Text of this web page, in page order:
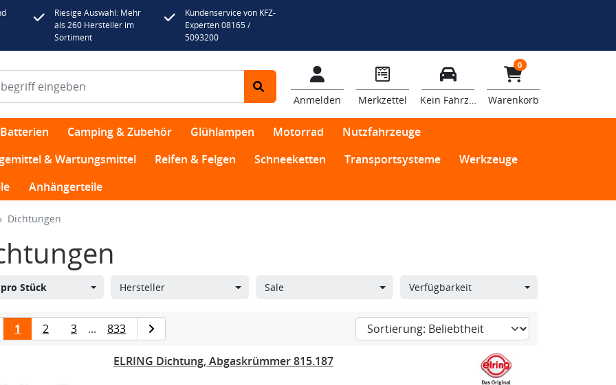
Riesige Auswahl: Mehr
als 260 Hersteller im
Sortiment
Kundenservice von KFZ-
Experten 08165 /
5093200
Anmelden Merkzettel Kein Fahrzeug
0
Warenkorb
Batterien Camping & Zubehör Glühlampen Motorrad
Nutzfahrzeuge
& Wartungsmittel
Reifen & Felgen Schneeketten Transportsysteme
Werkzeuge
Anhängerteile
Dichtungen
pro Stück Hersteller Sale Verfügbarkeit
1 2 3 ... 833
ELRING Dichtung, Abgaskrümmer 815.187